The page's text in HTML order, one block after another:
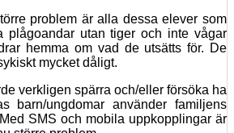
problem är alla dessa elever som
plågoandar utan tiger och inte vågar
hemma om vad de utsätts för. De
mycket dåligt.
verkligen spärra och/eller försöka ha
barn/ungdomar använder familjens
SMS och mobila uppkopplingar är